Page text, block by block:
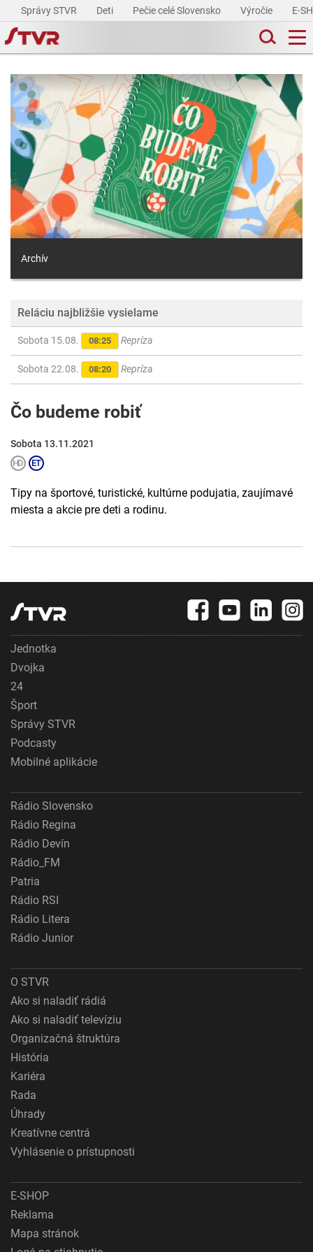
Správy STVR Deti Pečie celé Slovensko Výročie E-
Archív
Reláciu najbližšie vysielame
Sobota 15.08. 08:25 Repríza
Sobota 22.08. 08:20 Repríza
Čo budeme robiť
Sobota 13.11.2021
Tipy na športové, turistické, kultúrne podujatia, zaujímavé
miesta a akcie pre deti a rodinu.
Jednotka
Dvojka
24
Šport
Správy STVR
Podcasty
Mobilné aplikácie
Rádio Slovensko
Rádio Regina
Rádio Devín
Rádio_FM
Patria
Rádio RSI
Rádio Litera
Rádio Junior
O STVR
Ako si naladiť rádiá
Ako si naladiť televíziu
Organizačná štruktúra
História
Kariéra
Rada
Úhrady
Kreatívne centrá
Vyhlásenie o prístupnosti
E-SHOP
Reklama
Mapa stránok